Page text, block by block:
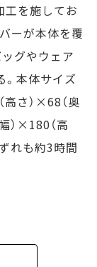
を施してお
ーが本体を覆
グやウェア
本体サイズ
さ）×68（奥
）×180（高
れも約3時間